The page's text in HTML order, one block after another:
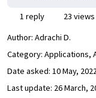
1 reply
23 views
Author: Adrachi D.
Category: Applications,
Date asked: 10 May,
Last update: 26 March,